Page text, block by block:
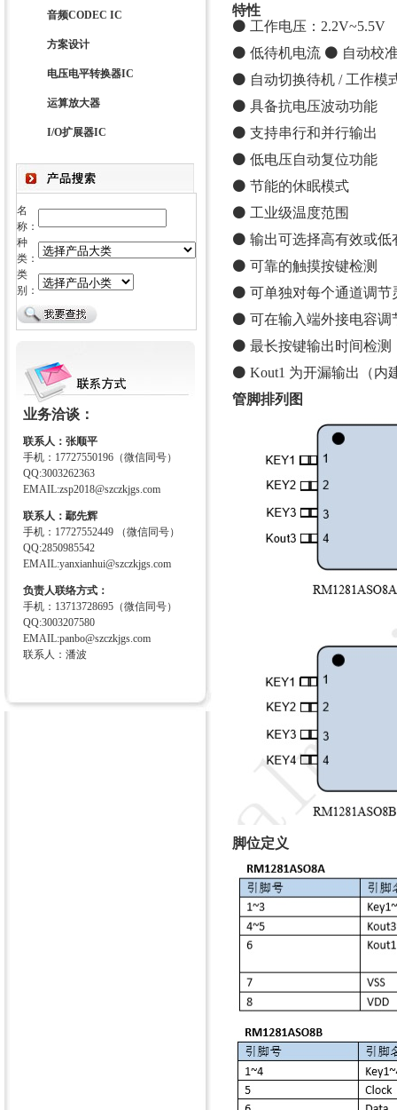
音频CODEC IC
方案设计
电压电平转换器IC
运算放大器
I/O扩展器IC
名
称：
种
类：
类
别：
业务洽谈：
联系人：张顺平
手机：17727550196（微信同号）
QQ:3003262363
EMAIL:zsp2018@szczkjgs.com
联系人：鄢先辉
手机：17727552449 （微信同号）
QQ:2850985542
EMAIL:yanxianhui@szczkjgs.com
负责人联络方式：
手机：13713728695（微信同号）
QQ:3003207580
EMAIL:panbo@szczkjgs.com
联系人：潘波
特性
⚫ 工作电压：2.2V~5.5V
⚫ 低待机电流 ⚫ 自动校
⚫ 自动切换待机 / 工作模
⚫ 具备抗电压波动功能
⚫ 支持串行和并行输出
⚫ 低电压自动复位功能
⚫ 节能的休眠模式
⚫ 工业级温度范围
⚫ 输出可选择高有效或低
⚫ 可靠的触摸按键检测
⚫ 可单独对每个通道调节
⚫ 可在输入端外接电容调
⚫ 最长按键输出时间检测
⚫ Kout1 为开漏输出（内
管脚排列图
脚位定义